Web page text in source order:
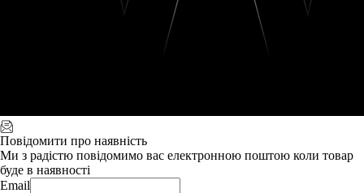
Повідомити про наявність
Ми з радістю повідомимо вас електронною поштою коли товар
буде в наявності
Email